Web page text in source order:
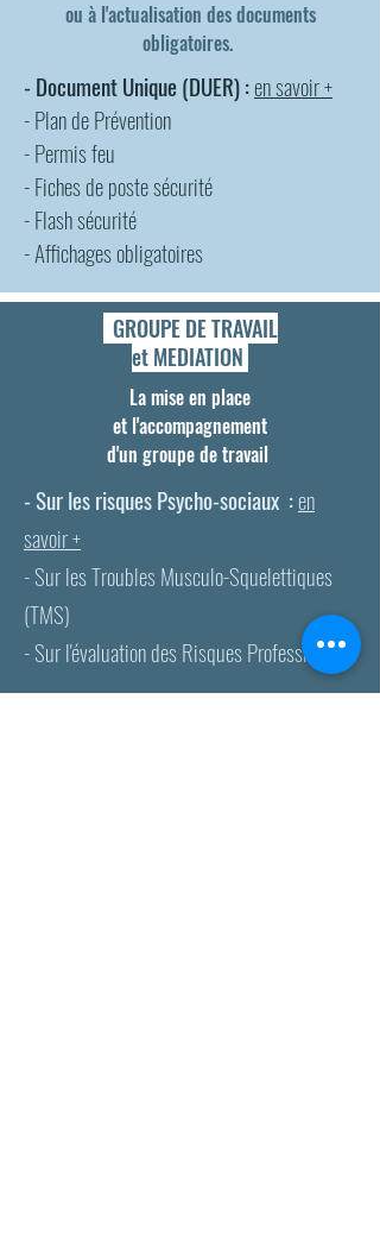
ou à l'actualisation des documents
obligatoires.
- Document Unique (DUER) :en savoir +
- Plan de Prévention
- Permis feu
- Fiches de poste sécurité
- Flash sécurité
- Affichages obligatoires
GROUPE DE TRAVAIL
et MEDIATION
La mise en place
et l'accompagnement
d'un groupe de travail
- Sur les risques Psycho-sociaux :en
savoir +
- Sur les Troubles Musculo-Squelettiques
(TMS)
- Sur l'évaluation des Risques Professionnels